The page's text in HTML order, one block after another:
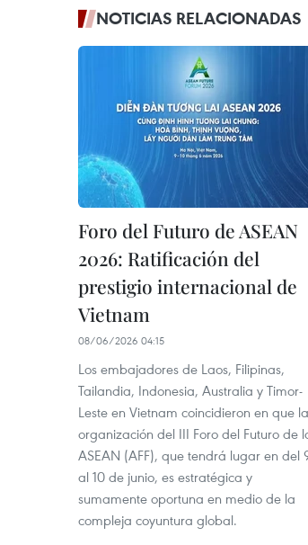
NOTICIAS RELACIONADAS
Foro del Futuro de ASEAN
2026: Ratificación del
prestigio internacional de
Vietnam
08/06/2026 04:15
Los embajadores de Laos, Filipinas,
Tailandia, Indonesia, Australia y Timor-
Leste en Vietnam coincidieron en que la
organización del III Foro del Futuro de
ASEAN (AFF), que tendrá lugar en del
al 10 de junio, es estratégica y
sumamente oportuna en medio de la
compleja coyuntura global.